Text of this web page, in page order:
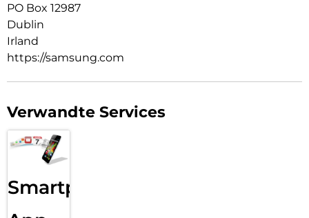
PO Box 12987
Dublin
Irland
https://samsung.com
Verwandte Services
Smartphone